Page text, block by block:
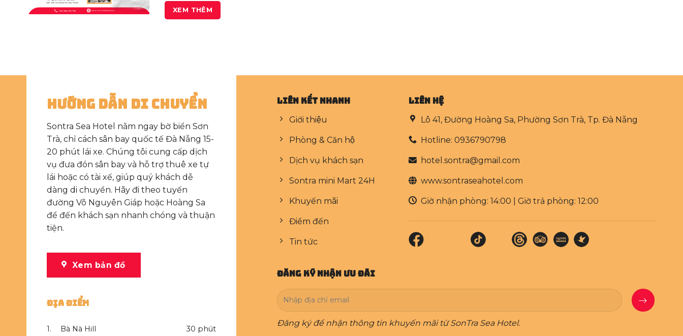
XEM THÊM
Hướng Dẫn Di Chuyển
Sontra Sea Hotel nằm ngay bờ biển Sơn
Trà, chỉ cách sân bay quốc tế Đà Nẵng 15-
20 phút lái xe. Chúng tôi cung cấp dịch
vụ đưa đón sân bay và hỗ trợ thuê xe tự
lái hoặc có tài xế, giúp quý khách dễ
dàng di chuyển. Hãy đi theo tuyến
đường Võ Nguyên Giáp hoặc Hoàng Sa
để đến khách sạn nhanh chóng và thuận
tiện.
Xem bản đồ
Địa Điểm
1. Bà Nà Hill 30 phút
Liên kết nhanh
Giới thiệu
Phòng & Căn hộ
Dịch vụ khách sạn
Sontra mini Mart 24H
Khuyến mãi
Điểm đến
Tin tức
LIÊN HỆ
Lô 41, Đường Hoàng Sa, Phường Sơn Trà, Tp. Đà Nẵng
Hotline: 0936790798
hotel.sontra@gmail.com
www.sontraseahotel.com
Giờ nhận phòng: 14:00 | Giờ trả phòng: 12:00
Đăng Ký Nhận Ưu Đãi
Đăng ký để nhận thông tin khuyến mãi từ SonTra Sea Hotel.